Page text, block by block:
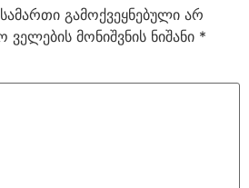
გამოქვეყნებული არ
მონიშვნის ნიშანი *